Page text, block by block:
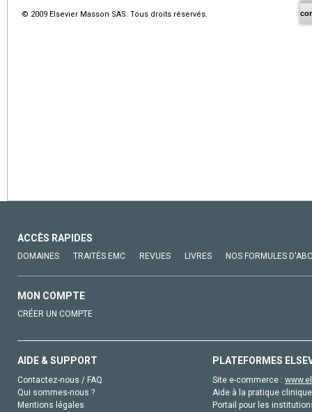
© 2009 Elsevier Masson SAS. Tous droits réservés.
ACCÈS RAPIDES
DOMAINES TRAITÉS EMC REVUES LIVRES NOS FORMULES
MON COMPTE
CRÉER UN COMPTE
AIDE & SUPPORT
Contactez-nous / FAQ
Qui sommes-nous ?
Mentions légales
PLATEFORMES
Site e-commerce :
Aide à la pratique
Portail pour les